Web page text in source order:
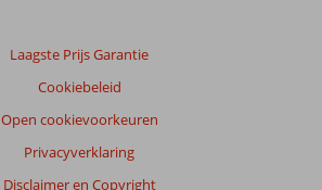
Laagste Prijs Garantie
Cookiebeleid
Open cookievoorkeuren
Privacyverklaring
Disclaimer en Copyright